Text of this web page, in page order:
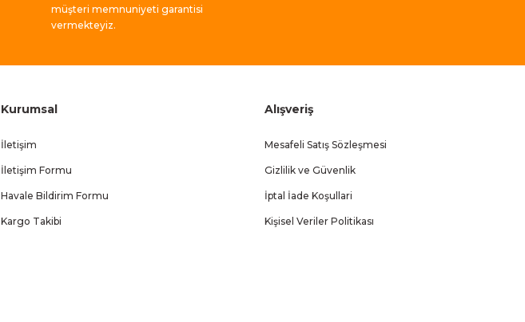
müşteri memnuniyeti garantisi
vermekteyiz.
Kurumsal
İletişim
İletişim Formu
Havale Bildirim Formu
Kargo Takibi
Alışveriş
Mesafeli Satış Sözleşmesi
Gizlilik ve Güvenlik
İptal İade Koşullari
Kişisel Veriler Politikası